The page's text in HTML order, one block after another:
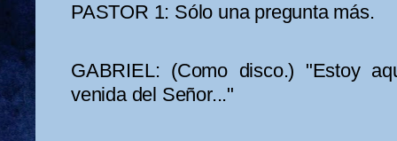
PASTOR 1: Sólo una pregunta más.
GABRIEL: (Como disco.) "Estoy
venida del Señor..."